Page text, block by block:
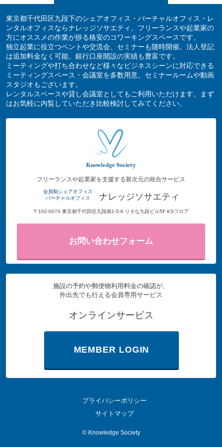
東京都千代田区九段下のシェアオフィス・バーチャルオフィス・レ
ンタルオフィスならナレッジソサエティ。フリーランスや起業家の
方にオススメの作業が捗る格安のコワーキングスペースです。
独立起業に役立つベントや交流会、セミナーも随時開催。法人登記
は追加料金なく可能。銀行口座開設の実績も豊富です。
ミーティングや打ち合わせなど様々なビジネスシーンに対応できる
ミーティングスペース・会議室を多数用意。セミナールームや動画
スタジオもございます。
レンタルスペースや貸し会議室としてもご利用いただけます。まず
はお気軽に内覧していただき比較検討してみてください。
フリーランスや起業家を支援する新次元の統合サービス
会員制シェアオフィス
バーチャルオフィス
ナレッジソサエティ
〒102-0074 東京都千代田区九段南1-5-6 りそな九段ビル5F KSフロア
お問い合わせフォーム
施設の予約や郵便物利用料金の確認が、
外出先でも行える会員専用サービス
オンラインサービス
MEMBER LOGIN
プライバシーポリシー
サイトマップ
© Knowledge Society